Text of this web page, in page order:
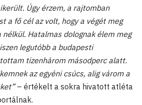
Úgy érzem, a rajtomban
a fő cél az volt, hogy a végét meg
Hatalmas dolognak élem meg
legutóbb a budapesti
tizenhárom másodperc alatt.
az egyéni csúcs, alig várom a
– értékelt a sokra hivatott atléta